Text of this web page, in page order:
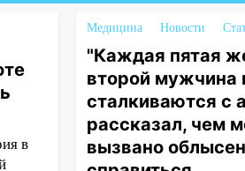
в
Медицина Новости
"Каждая пятая
второй мужчина
сталкиваются с
рассказал, чем
вызвано